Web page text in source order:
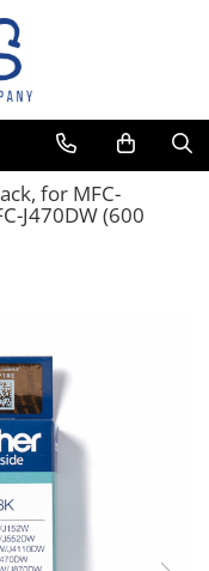
for MFC-
J470DW (600